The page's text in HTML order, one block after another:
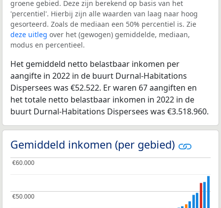
groene gebied. Deze zijn berekend op basis van het
'percentiel'. Hierbij zijn alle waarden van laag naar hoog
gesorteerd. Zoals de mediaan een 50% percentiel is. Zie
deze uitleg over het (gewogen) gemiddelde, mediaan,
modus en percentieel.
Het gemiddeld netto belastbaar inkomen per
aangifte in 2022 in de buurt Durnal-Habitations
Dispersees was €52.522. Er waren 67 aangiften en
het totale netto belastbaar inkomen in 2022 in de
buurt Durnal-Habitations Dispersees was €3.518.960.
Gemiddeld inkomen (per gebied)
€50.000
€50.000
€60.000
€60.000